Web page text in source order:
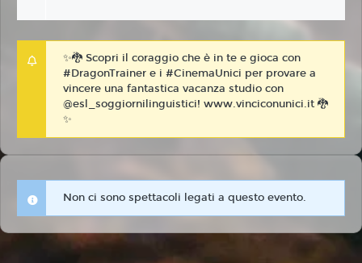
✨🐉 Scopri il coraggio che è in te e gioca con
#DragonTrainer e i #CinemaUnici per provare a
vincere una fantastica vacanza studio con
@esl_soggiornilinguistici! www.vinciconunici.it 🐉
✨
Non ci sono spettacoli legati a questo evento.